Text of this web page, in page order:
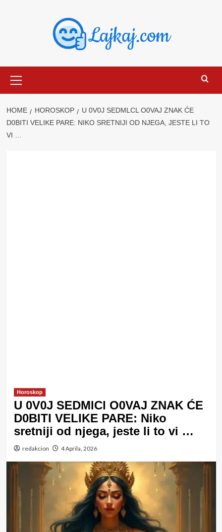
Menu
HOME HOROSKOP
U 0V0J SEDMLCL O0VAJ ZNAK ĆE
D0BITI VELIKE PARE: NIKO SRETNIJI OD NJEGA, JESTE LI TO
VI …
Horoskop
U 0V0J SEDMlCl O0VAJ ZNAK ĆE
D0BITI VELIKE PARE: Niko
sretniji od njega, jeste li to vi …
redakcion 4 Aprila, 2026